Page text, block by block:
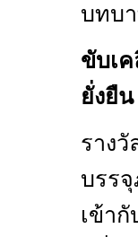
บทบ
ขับเ
ยั่งยืน
รางวั
บรร
เข้า